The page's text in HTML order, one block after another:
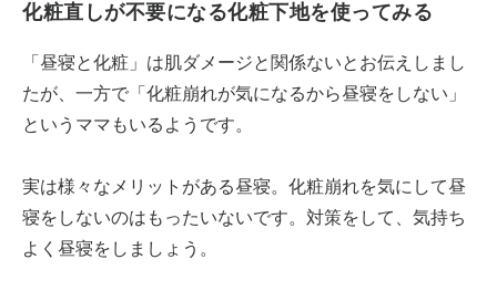
化粧直しが不要になる化粧下地を使ってみる
「昼寝と化粧」は肌ダメージと関係ないとお伝えしまし
たが、一方で「化粧崩れが気になるから昼寝をしない」
というママもいるようです。
実は様々なメリットがある昼寝。化粧崩れを気にして昼
寝をしないのはもったいないです。対策をして、気持ち
よく昼寝をしましょう。